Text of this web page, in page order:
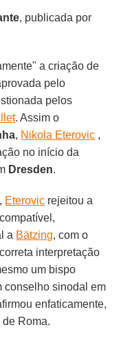
, publicada por
a criação de
pelo
pelos
. Assim o
, Nikola Eterovic ,
no início da
Dresden.
, Eterovic rejeitou a
a Bätzing, com o
interpretação
um bispo
conselho sinodal em
enfaticamente,
Roma.